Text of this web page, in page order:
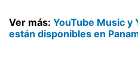
Ver más: YouTube Music y
están disponibles en